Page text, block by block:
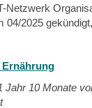
Netzwerk
04/2025
Ernährung
Jahr 10 Monate